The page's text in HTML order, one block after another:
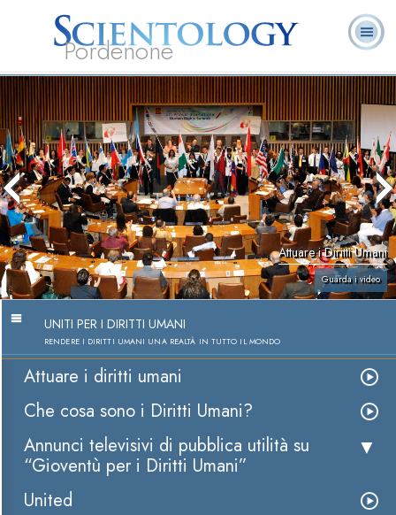
Pordenone
L. Ron Hubbard:
Fondatore
Che cos’è
Scientology?
Ministri
Domande
ricorrenti
Libri
Attuare i Diritti Umani
Guarda i video
UNITI PER I DIRITTI UMANI
RENDERE I DIRITTI UMANI UNA REALTÀ IN TUTTO IL MONDO
Attuare i diritti umani
Che cosa sono i Diritti Umani?
Annunci televisivi di pubblica utilità su
“Gioventù per i Diritti Umani”
United